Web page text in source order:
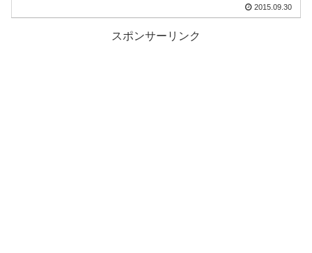
2015.09.30
スポンサーリンク